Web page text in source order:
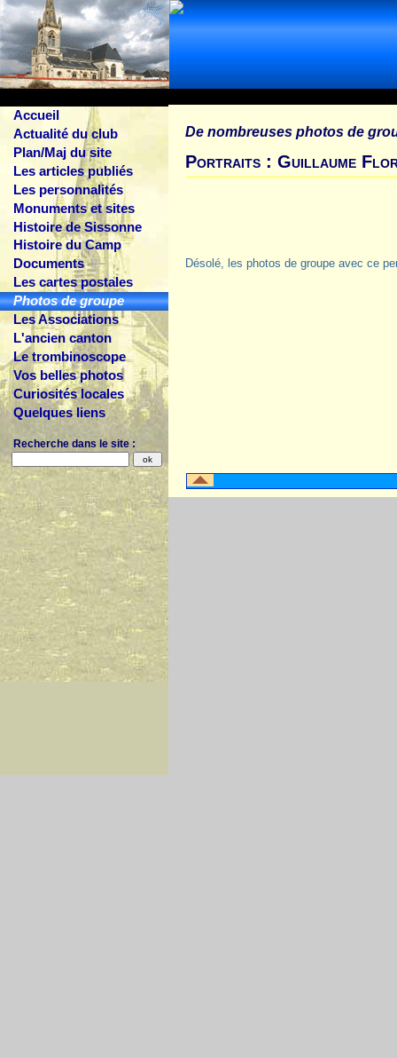
Accueil
Actualité du club
Plan/Maj du site
Les articles publiés
Les personnalités
Monuments et sites
Histoire de Sissonne
Histoire du Camp
Documents
Les cartes postales
Photos de groupe
Les Associations
L'ancien canton
Le trombinoscope
Vos belles photos
Curiosités locales
Quelques liens
Recherche dans le site :
De nombreuses photos de
Portraits : Guillaume
Désolé, les photos de groupe avec ce